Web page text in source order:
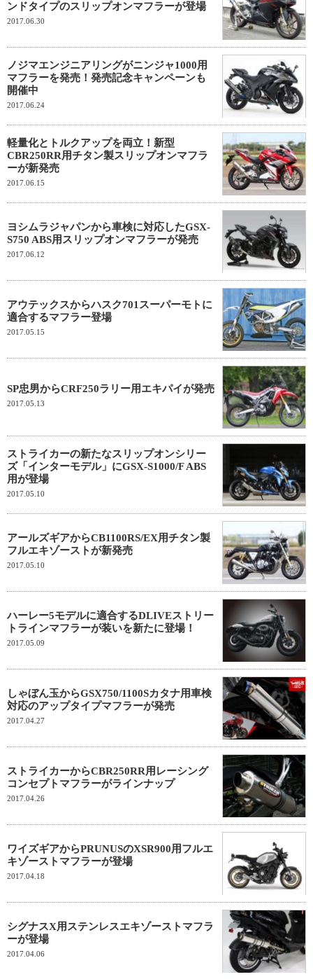
ンドタイプのスリップオンマフラーが登場
2017.06.30
ノジマエンジニアリングがニンジャ1000用
マフラーを発売！発売記念キャンペーンも
開催中
2017.06.24
軽量化とトルクアップを両立！新型
CBR250RR用チタン製スリップオンマフラ
ーが新発売
2017.06.15
ヨシムラジャパンから車検に対応したGSX-
S750 ABS用スリップオンマフラーが発売
2017.06.12
アウテックスからハスク701スーパーモトに
適合するマフラー登場
2017.05.15
SP忠男からCRF250ラリー用エキパイが発売
2017.05.13
ストライカーの新たなスリップオンシリー
ズ「インターモデル」にGSX-S1000/F ABS
用が登場
2017.05.10
アールズギアからCB1100RS/EX用チタン製
フルエキゾーストが新発売
2017.05.10
ハーレー5モデルに適合するDLIVEストリー
トラインマフラーが装いを新たに登場！
2017.05.09
しゃぼん玉からGSX750/1100Sカタナ用車検
対応のアップタイプマフラーが発売
2017.04.27
ストライカーからCBR250RR用レーシング
コンセプトマフラーがラインナップ
2017.04.26
ワイズギアからPRUNUSのXSR900用フルエ
キゾーストマフラーが登場
2017.04.18
シグナスX用ステンレスエキゾーストマフラ
ーが登場
2017.04.06